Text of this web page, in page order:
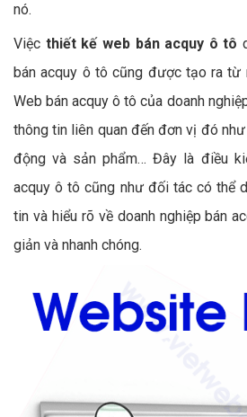
nó.
Việc thiết kế web bán acquy ô tô
bán acquy ô tô cũng được tạo ra từ
Web bán acquy ô tô của doanh
thông tin liên quan đến đơn vị đó
động và sản phẩm… Đây là điều
acquy ô tô cũng như đối tác có thể
tin và hiểu rõ về doanh nghiệp bán
giản và nhanh chóng.